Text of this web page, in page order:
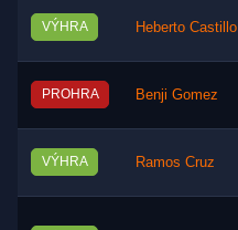
VÝHRA Heberto Castillo
PROHRA Benji Gomez
VÝHRA Ramos Cruz